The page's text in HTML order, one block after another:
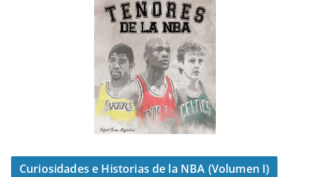
Curiosidades e Historias de la NBA (Volumen I)